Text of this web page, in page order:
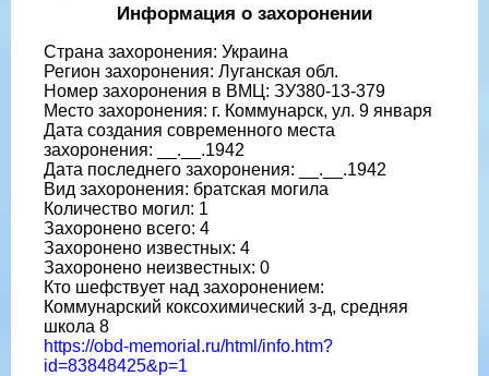
Информация о захоронении
Страна захоронения: Украина
Регион захоронения: Луганская обл.
Номер захоронения в ВМЦ: ЗУ380-13-379
Место захоронения: г. Коммунарск, ул. 9 января
Дата создания современного места
захоронения: __.__.1942
Дата последнего захоронения: __.__.1942
Вид захоронения: братская могила
Количество могил: 1
Захоронено всего: 4
Захоронено известных: 4
Захоронено неизвестных: 0
Кто шефствует над захоронением:
Коммунарский коксохимический з-д, средняя
школа 8
https://obd-memorial.ru/html/info.htm?
id=83848425&p=1